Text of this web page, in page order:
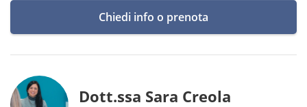
Chiedi info o prenota
Dott.ssa Sara Creola